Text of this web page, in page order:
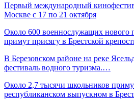
Первый международный
Москве с 17 по 21 октября
Около 600 военнослужащих нового
примут присягу в Брестской
В Березовском районе на реке
фестиваль водного туризма.…
Около 2,7 тысячи школьников
республиканском выпускном в